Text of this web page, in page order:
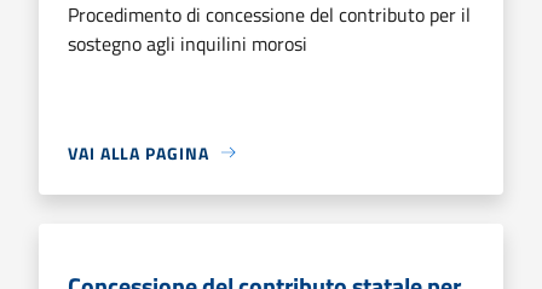
Procedimento di concessione del contributo per il
sostegno agli inquilini morosi
VAI ALLA PAGINA